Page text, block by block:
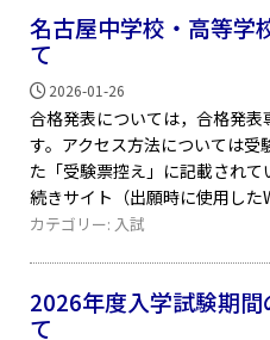
名古屋中学校・高等学
て
2026-01-26
合格発表については，合格発
す。アクセス方法については
た「受験票控え」に記載され
続きサイト（出願時に使用し
カテゴリー: 入試
2026年度入学試験期
て